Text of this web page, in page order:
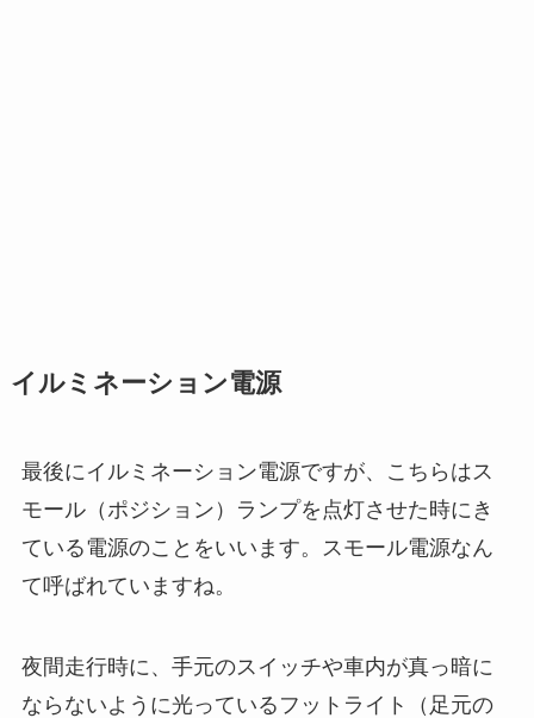
イルミネーション電源
最後に イルミネーション電源ですが、こちらはス
モール（ポジション）ランプを点灯させた時にき
ている電源のことをいいます。
スモール電源なん
て呼ばれていますね。
夜間走行時に、手元のスイッチや車内が真っ暗に
ならないように光っているフットライト（足元の